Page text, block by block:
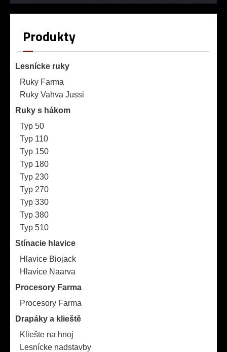
Produkty
Lesnícke ruky
Ruky Farma
Ruky Vahva Jussi
Ruky s hákom
Typ 50
Typ 110
Typ 150
Typ 180
Typ 230
Typ 270
Typ 330
Typ 380
Typ 510
Stínacie hlavice
Hlavice Biojack
Hlavice Naarva
Procesory Farma
Procesory Farma
Drapáky a klieště
Kliešte na hnoj
Lesnícke nadstavby